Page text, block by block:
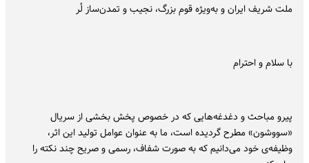
ملت شریف ایران و به‌ویژه قوم بزرگ، نجیب و تمدن‌ساز لُر
با سلام و احترام
پیرو مباحث و دغدغه‌هایی که در خصوص پخش بخشی از سریال
«سووشون» مطرح گردیده است، ما به عنوان عوامل تولید این اثر،
وظیفه‌ی خود می‌دانیم که به صورت شفاف، رسمی و صریح چند نکته را